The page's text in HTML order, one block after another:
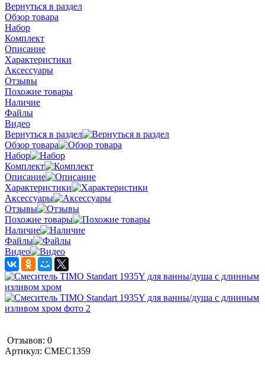
Вернуться в раздел
Обзор товара
Набор
Комплект
Описание
Характеристики
Аксессуары
Отзывы
Похожие товары
Наличие
Файлы
Видео
Вернуться в раздел
Обзор товара
Набор
Комплект
Описание
Характеристики
Аксессуары
Отзывы
Похожие товары
Наличие
Файлы
Видео
Отзывов: 0
Артикул: СМЕС1359